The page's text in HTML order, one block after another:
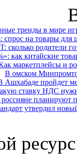
тренды в мире
спрос на товары для
сколько родители
как китайские
маркетплейсы и
В омском
Ашхабаде пройдет
ставку НДС
планируют
утвердил